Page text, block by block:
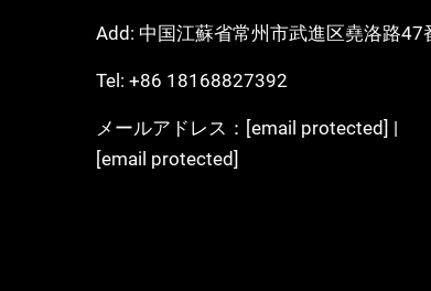
Add: 中国江蘇省常州市武進区堯洛路47
Tel: +86 18168827392
メールアドレス： [email protected] |
[email protected]